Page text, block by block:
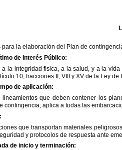
para la elaboración del Plan de
de Interés Público:
a la integridad física, a la salud, y a la vida
10, fracciones II, VIII y XV de la Ley de
de aplicación:
lineamientos que deben contener los
contingencia; aplica a todas las
que transportan materiales peligrosos
y protocolos de respuesta ante
de inicio y terminación: